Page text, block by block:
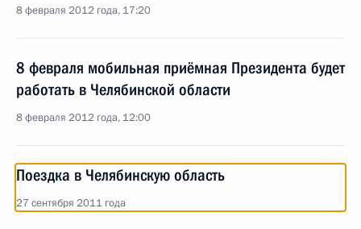
8 февраля 2012 года, 17:20
8 февраля мобильная приёмная Президента будет
работать в Челябинской области
8 февраля 2012 года, 12:00
Поездка в Челябинскую область
27 сентября 2011 года